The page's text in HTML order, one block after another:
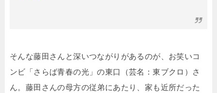
そんな藤田さんと深いつながりがあるのが、お笑いコ
ンビ「さらば青春の光」の東口（芸名：東ブクロ）さ
ん。藤田さんの母方の従弟にあたり、家も近所だった